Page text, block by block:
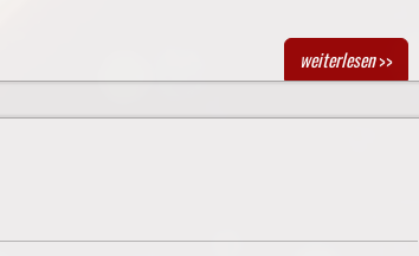
weiterlesen>>